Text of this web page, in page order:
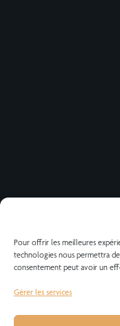
Pour offrir les meilleures
technologies nous permettra
consentement peut avoir un
Gérer les services